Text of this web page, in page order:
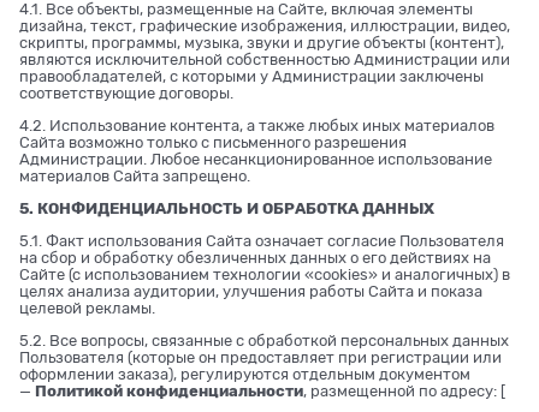
4.1. Все объекты, размещенные на Сайте, включая элементы
дизайна, текст, графические изображения, иллюстрации, видео,
скрипты, программы, музыка, звуки и другие объекты (контент),
являются исключительной собственностью Администрации или
правообладателей, с которыми у Администрации заключены
соответствующие договоры.
4.2. Использование контента, а также любых иных материалов
Сайта возможно только с письменного разрешения
Администрации. Любое несанкционированное использование
материалов Сайта запрещено.
5. КОНФИДЕНЦИАЛЬНОСТЬ И ОБРАБОТКА ДАННЫХ
5.1. Факт использования Сайта означает согласие Пользователя
на сбор и обработку обезличенных данных о его действиях на
Сайте (с использованием технологии «cookies» и аналогичных) в
целях анализа аудитории, улучшения работы Сайта и показа
целевой рекламы.
5.2. Все вопросы, связанные с обработкой персональных данных
Пользователя (которые он предоставляет при регистрации или
оформлении заказа), регулируются отдельным документом
— Политикой конфиденциальности, размещенной по адресу: [